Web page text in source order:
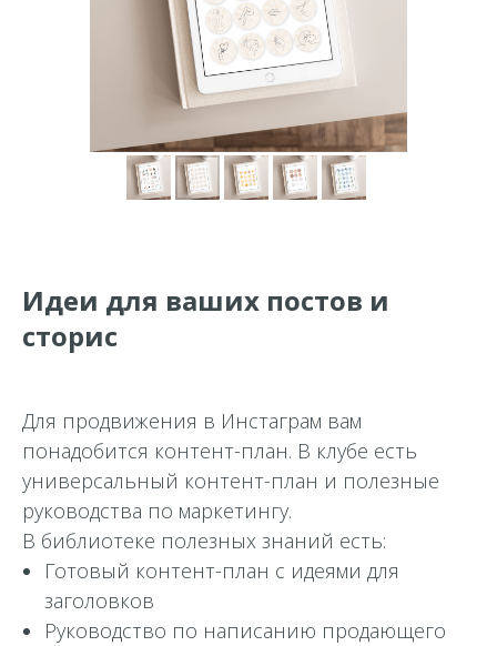
Идеи для ваших постов и
сторис
Для продвижения в Инстаграм вам
понадобится контент-план. В клубе есть
универсальный контент-план и полезные
руководства по маркетингу.
В библиотеке полезных знаний есть:
Готовый контент-план с идеями для
заголовков
Руководство по написанию продающего